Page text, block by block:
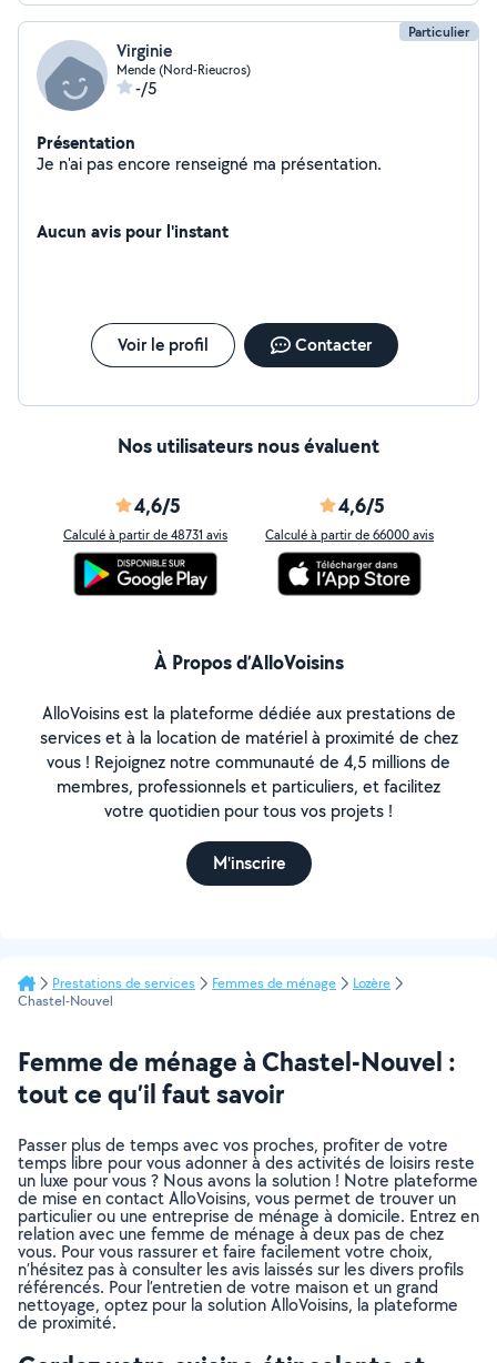
Particulier
Virginie
Mende (Nord-Rieucros)
-/5
Présentation
Je n'ai pas encore renseigné ma présentation.
Aucun avis pour l'instant
Voir le profil Contacter
Nos utilisateurs nous évaluent
4,6/5
Calculé à partir de 48731 avis
4,6/5
Calculé à partir de 66000 avis
À Propos d’AlloVoisins
AlloVoisins est la plateforme dédiée aux prestations de
services et à la location de matériel à proximité de chez
vous ! Rejoignez notre communauté de 4,5 millions de
membres, professionnels et particuliers, et facilitez
votre quotidien pour tous vos projets !
M'inscrire
Prestations de services Femmes de ménage
Lozère
Chastel-Nouvel
Femme de ménage à Chastel-Nouvel :
tout ce qu’il faut savoir
Passer plus de temps avec vos proches, profiter de votre
temps libre pour vous adonner à des activités de loisirs reste
un luxe pour vous ? Nous avons la solution ! Notre plateforme
de mise en contact AlloVoisins, vous permet de trouver un
particulier ou une entreprise de ménage à domicile. Entrez en
relation avec une femme de ménage à deux pas de chez
vous. Pour vous rassurer et faire facilement votre choix,
n’hésitez pas à consulter les avis laissés sur les divers profils
référencés. Pour l’entretien de votre maison et un grand
nettoyage, optez pour la solution AlloVoisins, la plateforme
de proximité.